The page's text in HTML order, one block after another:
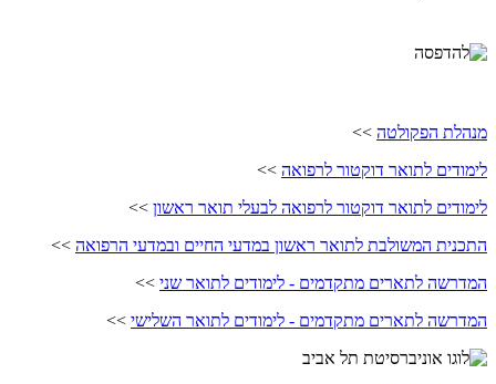
מנהלת הפקולטה >>
לימודים לתואר דוקטור לרפואה >>
לימודים לתואר דוקטור לרפואה לבעלי תואר ראשון >>
התכנית המשולבת לתואר ראשון במדעי החיים ובמדעי הרפואה >>
המדרשה לתארים מתקדמים - לימודים לתואר שני >>
המדרשה לתארים מתקדמים - לימודים לתואר השלישי >>